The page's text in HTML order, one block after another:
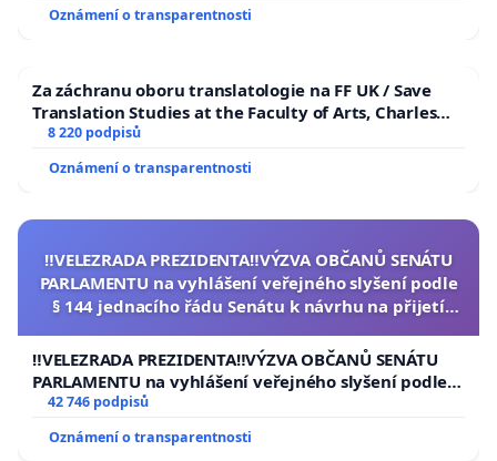
Oznámení o transparentnosti
Za záchranu oboru translatologie na FF UK / Save
Translation Studies at the Faculty of Arts, Charles
University
8 220 podpisů
Oznámení o transparentnosti
‼️VELEZRADA PREZIDENTA‼️VÝZVA OBČANŮ SENÁTU
PARLAMENTU na vyhlášení veřejného slyšení podle
§ 144 jednacího řádu Senátu k návrhu na přijetí
republiky
‼️VELEZRADA PREZIDENTA‼️VÝZVA OBČANŮ SENÁTU
PARLAMENTU na vyhlášení veřejného slyšení podle §
144 jednacího řádu Senátu k návrhu na přijetí
usnesení k podání ústavní žaloby na prezidenta
republiky
42 746 podpisů
Oznámení o transparentnosti